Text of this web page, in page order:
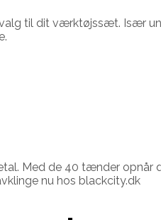
til dit værktøjssæt. Især
Med de 40 tænder
nu hos blackcity.dk